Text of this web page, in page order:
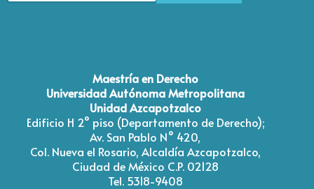
Maestría en Derecho
Universidad Autónoma Metropolitana
Unidad Azcapotzalco
Edificio H 2° piso (Departamento de Derecho);
Av. San Pablo N° 420,
Col. Nueva el Rosario, Alcaldía Azcapotzalco,
Ciudad de México C.P. 02128
Tel. 5318-9408